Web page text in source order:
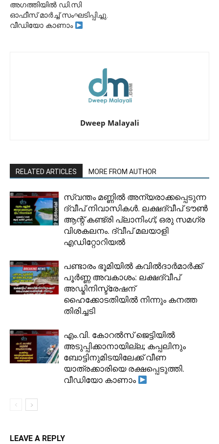
അഗത്തിയിൽ ഡി.സി
ഓഫീസ് മാർച്ച് സംഘടിപ്പിച്ചു.
വീഡിയോ കാണാം
Dweep Malayali
RELATED ARTICLES MORE FROM AUTHOR
സ്വന്തം മണ്ണിൽ അന്യരാക്കപ്പെടുന്ന
ദ്വീപ് നിവാസികൾ. ലക്ഷദ്വീപ് ടൗൺ
ആന്റ് കണ്ട്രി പ്ലാനിംഗ്; ഒരു സമഗ്ര
വിശകലനം. ദ്വീപ് മലയാളി
എഡിറ്റോറിയൽ
പണ്ടാരം ഭൂമിയിൽ കവിൽദാർമാർക്ക്
പൂർണ്ണ അവകാശം: ലക്ഷദ്വീപ്
അഡ്മിനിസ്ട്രേഷന്
ഹൈക്കോടതിയിൽ നിന്നും കനത്ത
തിരിച്ചടി
​എം.വി. കോറൽസ് ജെട്ടിയിൽ
അടുപ്പിക്കാനായില്ല; കപ്പലിനും
ബോട്ടിനുമിടയിലേക്ക് വീണ
യാത്രക്കാരിയെ രക്ഷപ്പെടുത്തി.
വീഡിയോ കാണാം
LEAVE A REPLY